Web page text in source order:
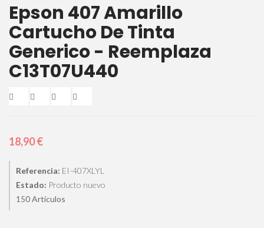
Epson 407 Amarillo
Cartucho De Tinta
Generico - Reemplaza
C13T07U440
18,90 €
Referencia: EI-407XLYL
Estado: Producto nuevo
150Artículos